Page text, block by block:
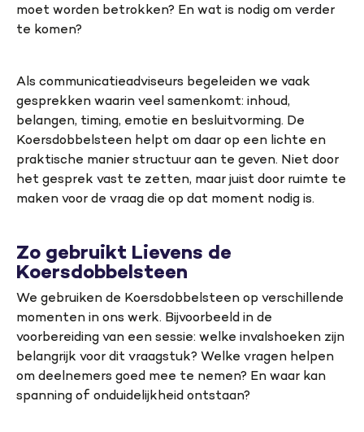
moet worden betrokken? En wat is nodig om verder
te komen?
Als communicatieadviseurs begeleiden we vaak
gesprekken waarin veel samenkomt: inhoud,
belangen, timing, emotie en besluitvorming. De
Koersdobbelsteen helpt om daar op een lichte en
praktische manier structuur aan te geven. Niet door
het gesprek vast te zetten, maar juist door ruimte te
maken voor de vraag die op dat moment nodig is.
Zo gebruikt Lievens de
Koersdobbelsteen
We gebruiken de Koersdobbelsteen op verschillende
momenten in ons werk. Bijvoorbeeld in de
voorbereiding van een sessie: welke invalshoeken zijn
belangrijk voor dit vraagstuk? Welke vragen helpen
om deelnemers goed mee te nemen? En waar kan
spanning of onduidelijkheid ontstaan?